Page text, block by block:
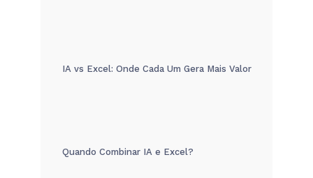
IA vs Excel: Onde Cada Um Gera Mais Valor
Quando Combinar IA e Excel?